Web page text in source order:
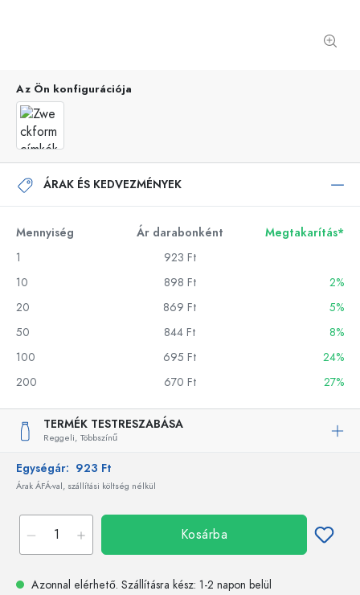
Az Ön konfigurációja
ÁRAK ÉS KEDVEZMÉNYEK
Mennyiség Ár darabonként
Megtakarítás*
1
923 Ft
10
898 Ft
2%
20
869 Ft
5%
50
844 Ft
8%
100
695 Ft
24%
200
670 Ft 27%
TERMÉK TESTRESZABÁSA
Reggeli, Többszínű
Egységár: 923 Ft
Árak ÁFÁ-val, szállítási költség nélkül
Kosárba
Azonnal elérhető. Szállításra kész: 1-2 napon belül